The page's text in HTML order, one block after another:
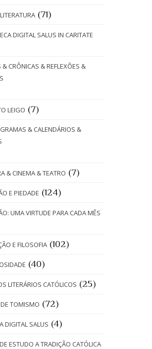
(71)
DIGITAL SALUS IN CARITATE
& CRÔNICAS & REFLEXÕES &
LEIGO (7)
& CALENDÁRIOS &
& CINEMA & TEATRO (7)
E PIEDADE (124)
UMA VIRTUDE PARA CADA MÊS
E FILOSOFIA (102)
(40)
LITERÁRIOS CATÓLICOS (25)
TOMISMO (72)
DIGITAL SALUS (4)
ESTUDO A TRADIÇÃO CATÓLICA